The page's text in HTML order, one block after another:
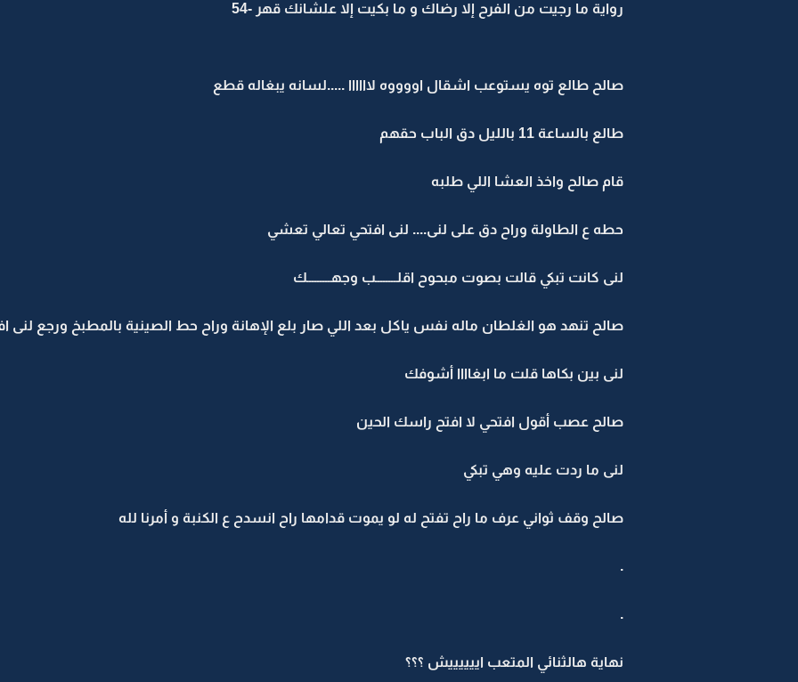
رواية ما رجيت من الفرح إلا رضاك و ما بكيت إلا علشانك قهر -54
صالح طالع توه يستوعب اشقال اووووه لاااااا .....لسانه يبغاله قطع
طالع بالساعة 11 بالليل دق الباب حقهم
قام صالح واخذ العشا اللي طلبه
حطه ع الطاولة وراح دق على لنى.... لنى افتحي تعالي تعشي
لنى كانت تبكي قالت بصوت مبحوح اقلــــــــب وجهـــــــــك
صالح تنهد هو الغلطان ماله نفس ياكل بعد اللي صار بلع الإهانة وراح حط الصينية بالمطبخ ورجع لنى
لنى بين بكاها قلت ما ابغاااا أشوفك
صالح عصب أقول افتحي لا افتح راسك الحين
لنى ما ردت عليه وهي تبكي
صالح وقف ثواني عرف ما راح تفتح له لو يموت قدامها راح انسدح ع الكنبة و أمرنا لله
.
.
نهاية هالثنائي المتعب اييييييش ؟؟؟